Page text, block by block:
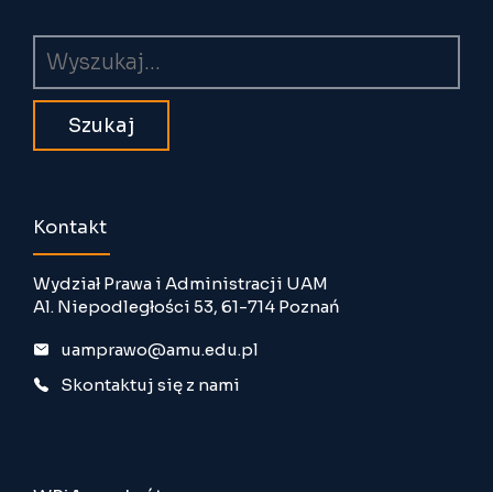
Wyszukiwarka
Kontakt
Wydział Prawa i Administracji UAM
Al. Niepodległości 53, 61-714 Poznań
uamprawo@amu.edu.pl
Skontaktuj się z nami